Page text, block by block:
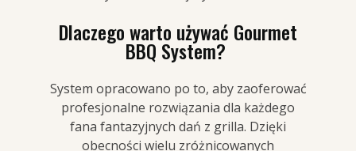
Dlaczego warto używać Gourmet
BBQ System?
System opracowano po to, aby zaoferować
profesjonalne rozwiązania dla każdego
fana fantazyjnych dań z grilla. Dzięki
obecności wielu zróżnicowanych